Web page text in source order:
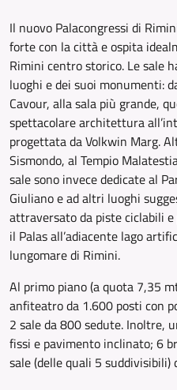
Il nuovo Palacongressi di
forte con la città e ospita
Rimini centro storico. Le sale
luoghi e dei suoi monumenti:
Cavour, alla sala più grande,
spettacolare architettura
progettata da Volkwin Marg.
Sismondo, al Tempio
sale sono invece dedicate al
Giuliano e ad altri luoghi
attraversato da piste ciclabili
il Palas all’adiacente lago
lungomare di Rimini.
Al primo piano (a quota 7,35
anfiteatro da 1.600 posti con
2 sale da 800 sedute. Inoltre,
fissi e pavimento inclinato; 6
sale (delle quali 5 suddivisibili)